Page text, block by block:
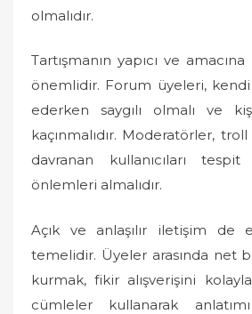
olmalıdır.
Tartışmanın yapıcı ve
önemlidir. Forum üyeleri,
ederken saygılı olmalı ve
kaçınmalıdır. Moderatörler, troll
davranan kullanıcıları
önlemleri almalıdır.
Açık ve anlaşılır iletişim de
temelidir. Üyeler arasında net
kurmak, fikir alışverişini
cümleler kullanarak